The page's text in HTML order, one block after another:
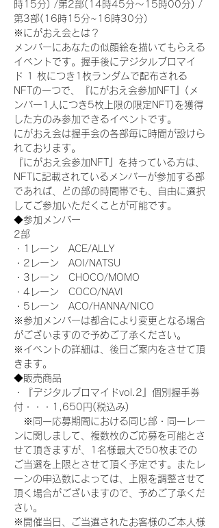
時15分) /第2部(14時45分～15時00分) /
第3部(16時15分~16時30分)
※にがおえ会とは？
メンバーにあなたの似顔絵を描いてもらえる
イベントです。握手後にデジタルブロマイ
ド 1 枚につき1枚ランダムで配布される
NFTの一つで、『にがおえ会参加NFT』(メ
ンバー1人につき5枚上限の限定NFT)を獲得
した方のみ参加できるイベントです。
にがおえ会は握手会の各部毎に時間が設けら
れております。
『にがおえ会参加NFT』を持っている方は、
NFTに記載されているメンバーが参加する部
であれば、どの部の時間帯でも、自由に選択
してご参加いただくことが可能です。
◆参加メンバー
2部
・1レーン　ACE/ALLY
・2レーン　AOI/NATSU
・3レーン　CHOCO/MOMO
・4レーン　COCO/NAVI
・5レーン　ACO/HANNA/NICO
※参加メンバーは都合により変更となる場合
がございますので予めご了承ください。
※イベントの詳細は、後日ご案内をさせて頂
きます。
◆販売商品
・『デジタルブロマイドvol.2』個別握手券
付・・・1,650円(税込み)
※同一応募期間における同じ部・同一レー
ンに関しまして、複数枚のご応募を可能とさ
せて頂きますが、1名様最大で50枚までの
ご当選を上限とさせて頂く予定です。またレ
ーンの申込数によっては、上限を調整させて
頂く場合がございますので、予めご了承くだ
さい。
※開催当日、ご当選されたお客様のご本人様